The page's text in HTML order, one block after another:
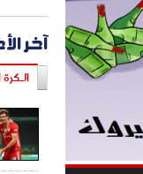
آخر
الـكرة